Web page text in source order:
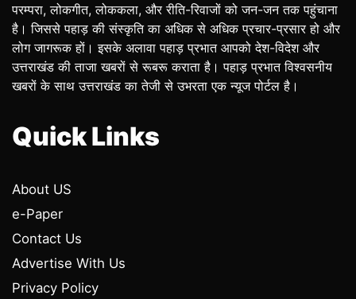
परम्परा, लोकगीत, लोककला, और रीति-रिवाजों को जन-जन तक पहुंचाना
है। जिससे पहाड़ की संस्कृति का अधिक से अधिक प्रचार-प्रसार हो और
लोग जागरूक हों। इसके अलावा पहाड़ प्रभात आपको देश-विदेश और
उत्तराखंड की ताजा खबरों से रूबरू कराता है। पहाड़ प्रभात विश्वसनीय
खबरों के साथ उत्तराखंड का तेजी से उभरता एक न्यूज पोर्टल है।
Quick Links
About US
e-Paper
Contact Us
Advertise With Us
Privacy Policy